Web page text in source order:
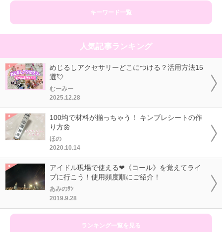
キーワード一覧
人気記事ランキング
めじるしアクセサリーどこにつける？活用方法15
選💘
むーみー
2025.12.28
100均で材料が揃っちゃう！ キンブレシートの作
り方🌼
ほの
2020.10.14
アイドル現場で使える❤《コール》を覚えてライ
ブに行こう！使用頻度順にご紹介！
あみのｻﾝ
2019.9.28
ランキング一覧を見る